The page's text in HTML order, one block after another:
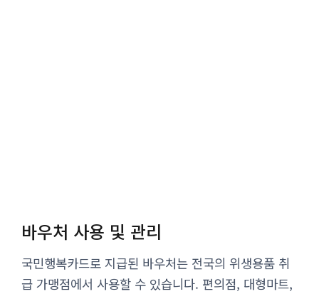
바우처 사용 및 관리
국민행복카드로 지급된 바우처는 전국의 위생용품 취
급 가맹점에서 사용할 수 있습니다. 편의점, 대형마트,